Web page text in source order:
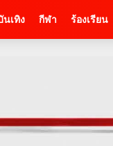
นเทิง กีฬา ร้องเรียน